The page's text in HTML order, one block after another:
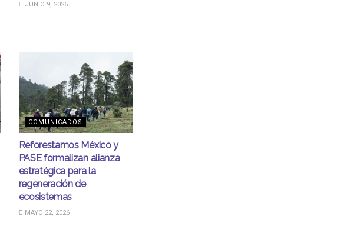
JUNIO 9, 2026
COMUNICADOS
Reforestamos México y
PASE formalizan alianza
estratégica para la
regeneración de
ecosistemas
MAYO 22, 2026